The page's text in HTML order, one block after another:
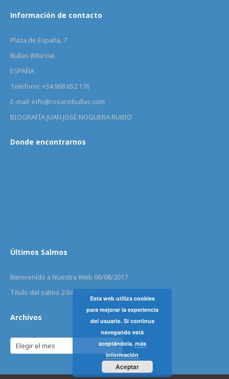
Información de contacto
Plaza de España, 7
Bullas (Murcia)
ESPAÑA
Teléfono: +34 968 652 176
E-mail: info@rosariobullas.com
BIOGRAFÍA JUAN JOSÉ NOGUERA RUBIO
Donde encontrarnos
Últimos Salmos
Bienvenido a Nuestra Web 06/08/2017
Titulo del salmo 2 04/15/2017
Archivos
Archivos
Esta web utiliza cookies
para mejorar la experiencia
del usuario. Si continua
navegando está
aceptándola. más
información
Aceptar